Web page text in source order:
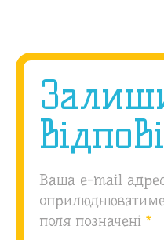
Ваша e-mail
поля позначені *